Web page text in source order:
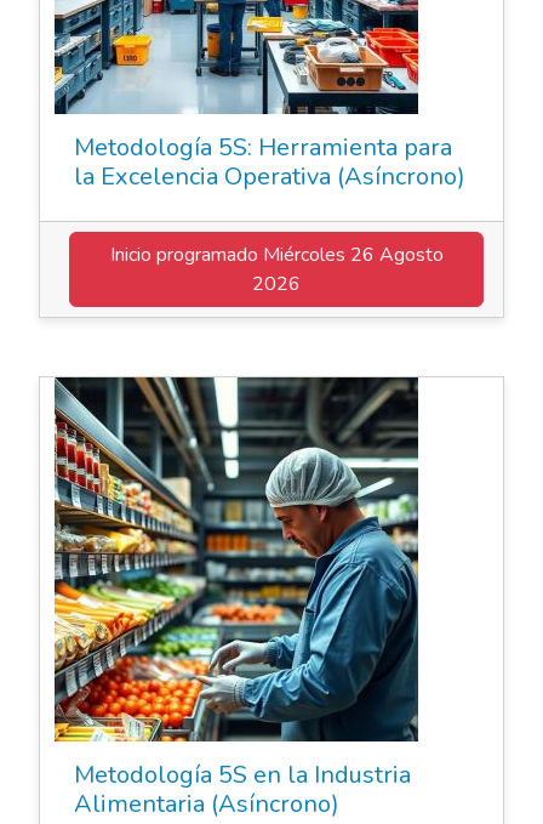
Metodología 5S: Herramienta para
la Excelencia Operativa (Asíncrono)
Inicio programado Miércoles 26 Agosto
2026
Metodología 5S en la Industria
Alimentaria (Asíncrono)